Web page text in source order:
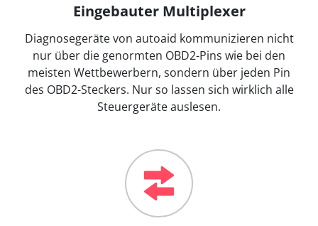
Eingebauter Multiplexer
Diagnosegeräte von autoaid kommunizieren nicht
nur über die genormten OBD2-Pins wie bei den
meisten Wettbewerbern, sondern über jeden Pin
des OBD2-Steckers. Nur so lassen sich wirklich alle
Steuergeräte auslesen.